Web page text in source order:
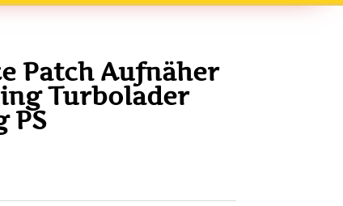
Patch Aufnäher
Turbolader
PS